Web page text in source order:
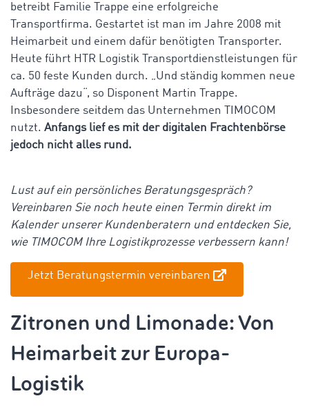
betreibt Familie Trappe eine erfolgreiche
Transportfirma. Gestartet ist man im Jahre 2008 mit
Heimarbeit und einem dafür benötigten Transporter.
Heute führt HTR Logistik Transportdienstleistungen für
ca. 50 feste Kunden durch. „Und ständig kommen neue
Aufträge dazu“, so Disponent Martin Trappe.
Insbesondere seitdem das Unternehmen TIMOCOM
nutzt. Anfangs lief es mit der digitalen Frachtenbörse
jedoch nicht alles rund.
Lust auf ein persönliches Beratungsgespräch?
Vereinbaren Sie noch heute einen Termin direkt im
Kalender unserer Kundenberatern und entdecken Sie,
wie TIMOCOM Ihre Logistikprozesse verbessern kann!
Jetzt Beratungstermin vereinbaren
Zitronen und Limonade: Von
Heimarbeit zur Europa-
Logistik